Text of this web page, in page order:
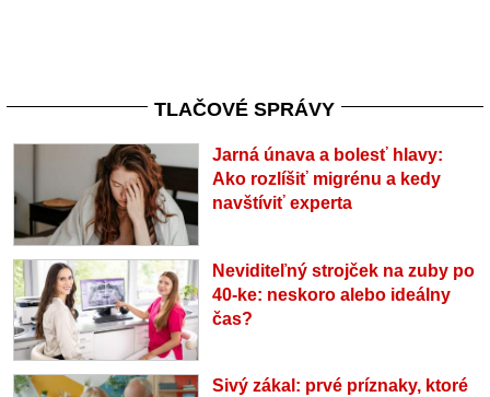
TLAČOVÉ SPRÁVY
Jarná únava a bolesť hlavy:
Ako rozlíšiť migrénu a kedy
navštíviť experta
Neviditeľný strojček na zuby po
40-ke: neskoro alebo ideálny
čas?
Sivý zákal: prvé príznaky, ktoré